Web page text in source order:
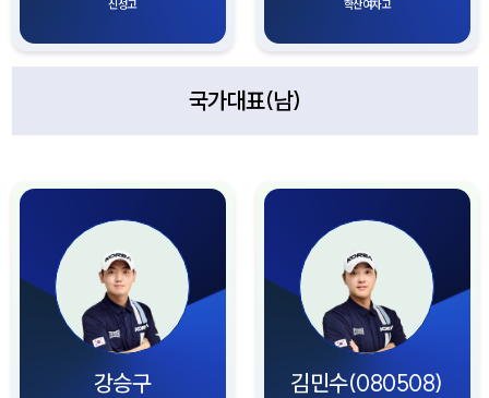
신성고
학산여자고
국가대표(남)
강승구 김민수(080508)